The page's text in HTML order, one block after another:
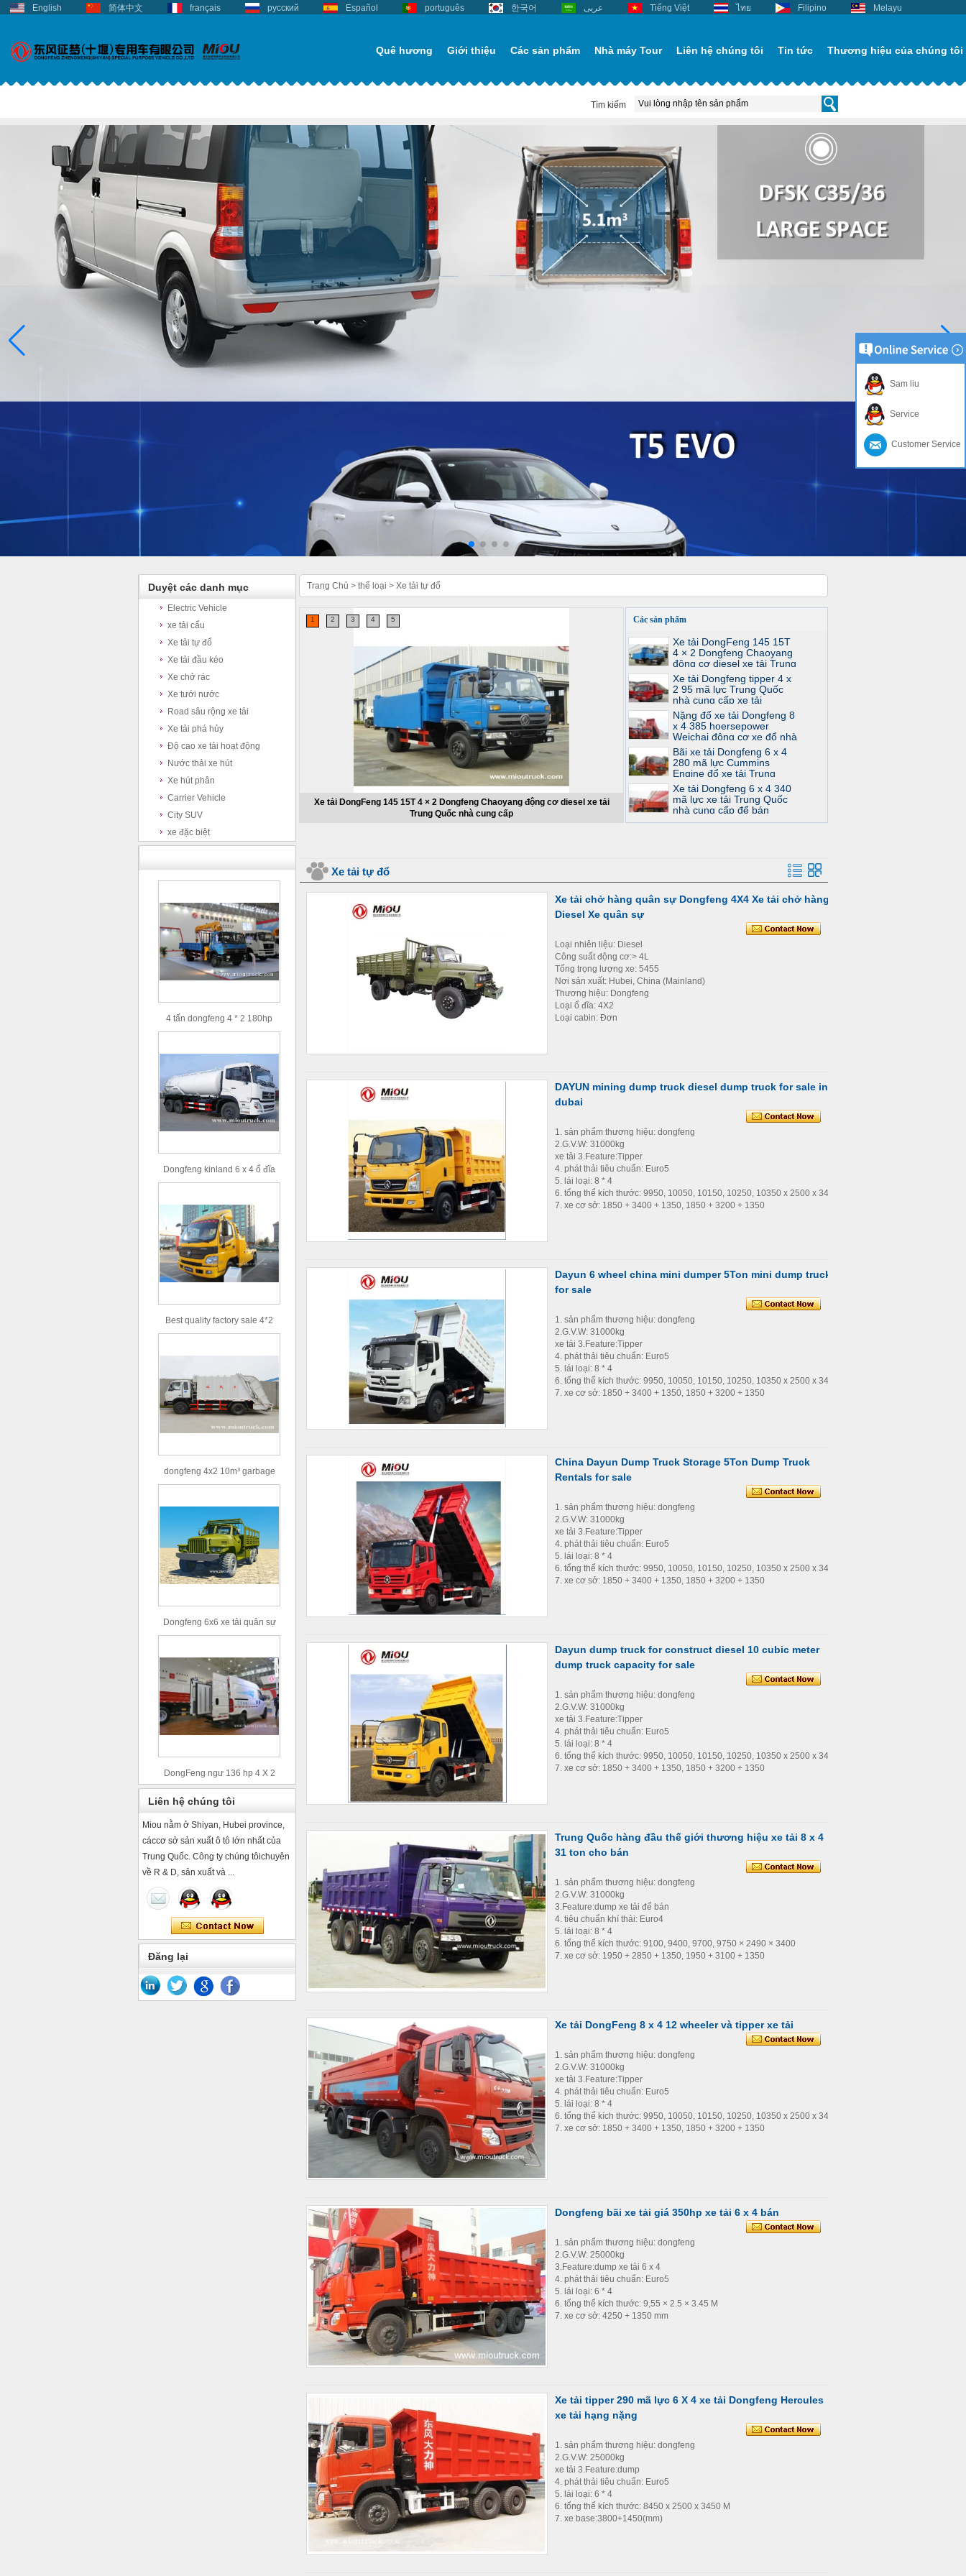
English 简体中文 français русский Español português 한국어 عربى Tiếng Việt ไทย Filipino Melayu
Quê hương Giới thiệu Các sản phẩm Nhà máy Tour Liên hệ chúng tôi Tin tức Thương hiệu của chúng tôi
Tìm kiếm
Duyệt các danh mục
Electric Vehicle
xe tải cẩu
Xe tải tự đổ
Xe tải đầu kéo
Xe chở rác
Xe tưới nước
Road sâu rộng xe tải
Xe tải phá hủy
Độ cao xe tải hoạt động
Nước thải xe hút
Xe hút phân
Carrier Vehicle
City SUV
xe đặc biệt
4 tấn dongfeng 4 * 2 180hp
Euro3 thẳng cánh tay xe tải
Dongfeng kinland 6 x 4 ổ đĩa
loại 16 m³ khối lượng sức chứa
Best quality factory sale 4*2
156hp road rescue vehicle
dongfeng 4x2 10m³ garbage
truck
Dongfeng 6x6 xe tải quân sự
off-road
DongFeng ngư 136 hp 4 X 2
trong tủ lạnh xe tải
Liên hệ chúng tôi
Miou nằm ở Shiyan, Hubei province,
cáccơ sở sản xuất ô tô lớn nhất của
Trung Quốc. Công ty chúng tôichuyên
về R & D, sản xuất và ...
Đăng lại
Trang Chủ > thể loại > Xe tải tự đổ
1 2 3 4 5
Xe tải Dongfeng tipper 4 x 2 95 mã lực Trung Quốc nhà cung cấp xe tải
Dongfeng Chaoyang động cơ diesel
Các sản phẩm
Xe tải DongFeng 145 15T
4 × 2 Dongfeng Chaoyang
động cơ diesel xe tải Trung
Quốc nhà cung cấp
Xe tải Dongfeng tipper 4 x
2 95 mã lực Trung Quốc
nhà cung cấp xe tải
Dongfeng Chaoyang động
cơ diesel
Nặng đổ xe tải Dongfeng 8
x 4 385 hoersepower
Weichai động cơ xe đổ nhà
cung cấp cằm
Bãi xe tải Dongfeng 6 x 4
280 mã lực Cummins
Engine đổ xe tải Trung
Quốc nhà cung cấp
Xe tải Dongfeng 6 x 4 340
mã lực xe tải Trung Quốc
nhà cung cấp để bán
Xe tải tự đổ
Xe tải chở hàng quân sự Dongfeng 4X4 Xe tải chở hàng
Diesel Xe quân sự
Loại nhiên liệu: Diesel
Công suất động cơ:> 4L
Tổng trọng lượng xe: 5455
Nơi sản xuất: Hubei, China (Mainland)
Thương hiệu: Dongfeng
Loại ổ đĩa: 4X2
Loại cabin: Đơn
DAYUN mining dump truck diesel dump truck for sale in
dubai
1. sản phẩm thương hiệu: dongfeng
2.G.V.W: 31000kg
xe tải 3.Feature:Tipper
4. phát thải tiêu chuẩn: Euro5
5. lái loại: 8 * 4
6. tổng thể kích thước: 9950, 10050, 10150, 10250, 10350 x 2500 x 3450
7. xe cơ sở: 1850 + 3400 + 1350, 1850 + 3200 + 1350
Dayun 6 wheel china mini dumper 5Ton mini dump truck
for sale
1. sản phẩm thương hiệu: dongfeng
2.G.V.W: 31000kg
xe tải 3.Feature:Tipper
4. phát thải tiêu chuẩn: Euro5
5. lái loại: 8 * 4
6. tổng thể kích thước: 9950, 10050, 10150, 10250, 10350 x 2500 x 3450
7. xe cơ sở: 1850 + 3400 + 1350, 1850 + 3200 + 1350
China Dayun Dump Truck Storage 5Ton Dump Truck
Rentals for sale
1. sản phẩm thương hiệu: dongfeng
2.G.V.W: 31000kg
xe tải 3.Feature:Tipper
4. phát thải tiêu chuẩn: Euro5
5. lái loại: 8 * 4
6. tổng thể kích thước: 9950, 10050, 10150, 10250, 10350 x 2500 x 3450
7. xe cơ sở: 1850 + 3400 + 1350, 1850 + 3200 + 1350
Dayun dump truck for construct diesel 10 cubic meter
dump truck capacity for sale
1. sản phẩm thương hiệu: dongfeng
2.G.V.W: 31000kg
xe tải 3.Feature:Tipper
4. phát thải tiêu chuẩn: Euro5
5. lái loại: 8 * 4
6. tổng thể kích thước: 9950, 10050, 10150, 10250, 10350 x 2500 x 3450
7. xe cơ sở: 1850 + 3400 + 1350, 1850 + 3200 + 1350
Trung Quốc hàng đầu thế giới thương hiệu xe tải 8 x 4
31 ton cho bán
1. sản phẩm thương hiệu: dongfeng
2.G.V.W: 31000kg
3.Feature:dump xe tải để bán
4. tiêu chuẩn khí thải: Euro4
5. lái loại: 8 * 4
6. tổng thể kích thước: 9100, 9400, 9700, 9750 × 2490 × 3400
7. xe cơ sở: 1950 + 2850 + 1350, 1950 + 3100 + 1350
Xe tải DongFeng 8 x 4 12 wheeler và tipper xe tải
1. sản phẩm thương hiệu: dongfeng
2.G.V.W: 31000kg
xe tải 3.Feature:Tipper
4. phát thải tiêu chuẩn: Euro5
5. lái loại: 8 * 4
6. tổng thể kích thước: 9950, 10050, 10150, 10250, 10350 x 2500 x 3450
7. xe cơ sở: 1850 + 3400 + 1350, 1850 + 3200 + 1350
Dongfeng bãi xe tải giá 350hp xe tải 6 x 4 bán
1. sản phẩm thương hiệu: dongfeng
2.G.V.W: 25000kg
3.Feature:dump xe tải 6 x 4
4. phát thải tiêu chuẩn: Euro5
5. lái loại: 6 * 4
6. tổng thể kích thước: 9,55 × 2.5 × 3.45 M
7. xe cơ sở: 4250 + 1350 mm
Xe tải tipper 290 mã lực 6 X 4 xe tải Dongfeng Hercules
xe tải hạng nặng
1. sản phẩm thương hiệu: dongfeng
2.G.V.W: 25000kg
xe tải 3.Feature:dump
4. phát thải tiêu chuẩn: Euro5
5. lái loại: 6 * 4
6. tổng thể kích thước: 8450 x 2500 x 3450 M
7. xe base:3800+1450(mm)
Sam liu
Service
Customer Service